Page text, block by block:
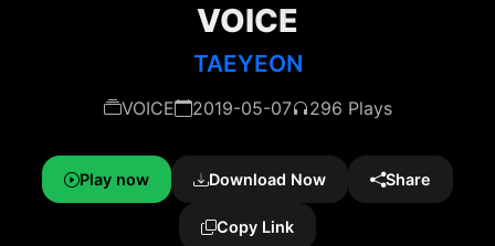
VOICE
TAEYEON
VOICE 2019-05-07 296 Plays
Play now Download Now Share
Copy Link